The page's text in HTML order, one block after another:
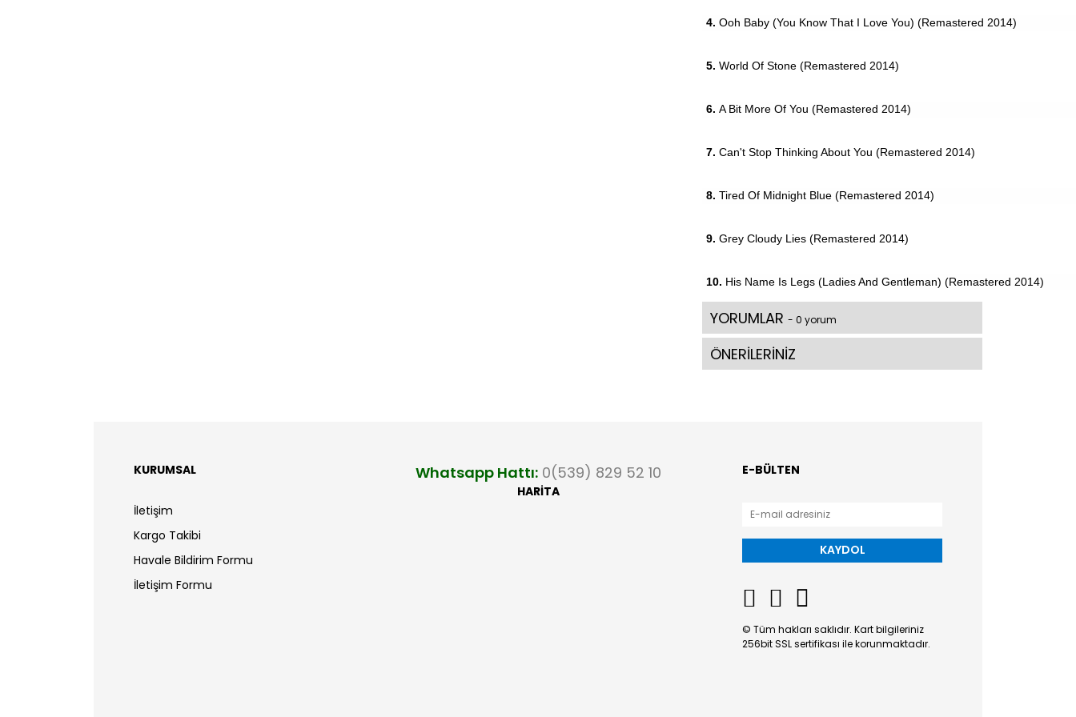
4. Ooh Baby (You Know That I Love You) (Remastered 2014)
5. World Of Stone (Remastered 2014)
6. A Bit More Of You (Remastered 2014)
7. Can't Stop Thinking About You (Remastered 2014)
8. Tired Of Midnight Blue (Remastered 2014)
9. Grey Cloudy Lies (Remastered 2014)
10. His Name Is Legs (Ladies And Gentleman) (Remastered 2014)
YORUMLAR - 0 yorum
ÖNERİLERİNİZ
KURUMSAL
İletişim
Kargo Takibi
Havale Bildirim Formu
İletişim Formu
Whatsapp Hattı: 0(539) 829 52 10
HARİTA
E-BÜLTEN
KAYDOL
© Tüm hakları saklıdır. Kart bilgileriniz
256bit SSL sertifikası ile korunmaktadır.